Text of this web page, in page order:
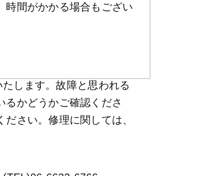
時間がかかる場合もござい
します。故障と思われる
かどうかご確認くださ
さい。修理に関しては、